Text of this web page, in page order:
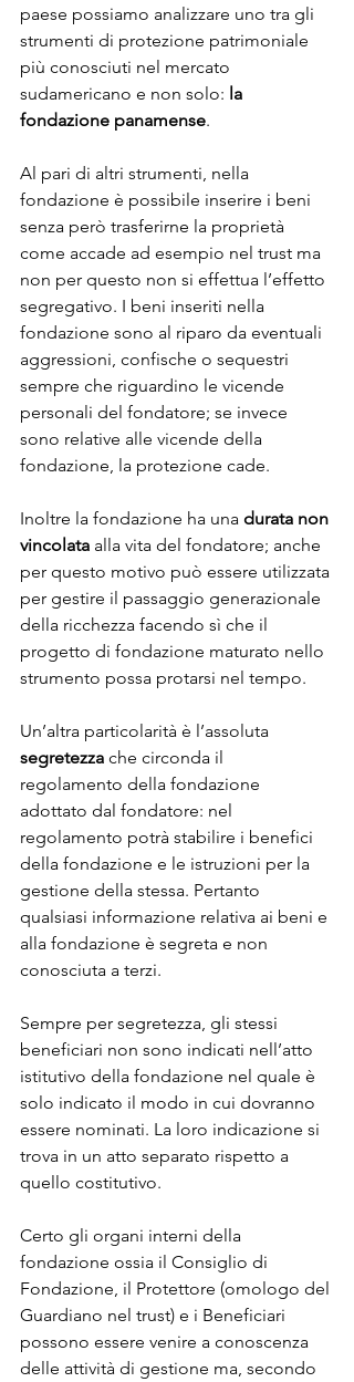
paese possiamo analizzare uno tra gli
strumenti di protezione patrimoniale
più conosciuti nel mercato
sudamericano e non solo: la
fondazione panamense.
Al pari di altri strumenti, nella
fondazione è possibile inserire i beni
senza però trasferirne la proprietà
come accade ad esempio nel trust ma
non per questo non si effettua l’effetto
segregativo. I beni inseriti nella
fondazione sono al riparo da eventuali
aggressioni, confische o sequestri
sempre che riguardino le vicende
personali del fondatore; se invece
sono relative alle vicende della
fondazione, la protezione cade.
Inoltre la fondazione ha una durata non
vincolata alla vita del fondatore; anche
per questo motivo può essere utilizzata
per gestire il passaggio generazionale
della ricchezza facendo sì che il
progetto di fondazione maturato nello
strumento possa protarsi nel tempo.
Un’altra particolarità è l’assoluta
segretezza che circonda il
regolamento della fondazione
adottato dal fondatore: nel
regolamento potrà stabilire i benefici
della fondazione e le istruzioni per la
gestione della stessa. Pertanto
qualsiasi informazione relativa ai beni e
alla fondazione è segreta e non
conosciuta a terzi.
Sempre per segretezza, gli stessi
beneficiari non sono indicati nell’atto
istitutivo della fondazione nel quale è
solo indicato il modo in cui dovranno
essere nominati. La loro indicazione si
trova in un atto separato rispetto a
quello costitutivo.
Certo gli organi interni della
fondazione ossia il Consiglio di
Fondazione, il Protettore (omologo del
Guardiano nel trust) e i Beneficiari
possono essere venire a conoscenza
delle attività di gestione ma, secondo